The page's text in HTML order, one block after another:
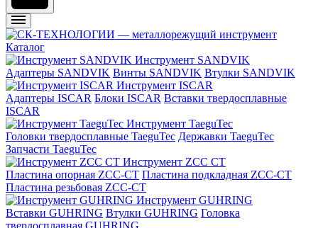
Каталог
Инструмент SANDVIK
Адаптеры SANDVIK Винты SANDVIK Втулки SANDVIK
Инструмент ISCAR
Адаптеры ISCAR Блоки ISCAR Вставки твердосплавные
ISCAR
Инструмент TaeguTec
Головки твердосплавные TaeguTec Державки TaeguTec
Запчасти TaeguTec
Инструмент ZCС CT
Пластина опорная ZCC-CT Пластина подкладная ZCC-CT
Пластина резьбовая ZCC-CT
Инструмент GUHRING
Вставки GUHRING Втулки GUHRING Головка